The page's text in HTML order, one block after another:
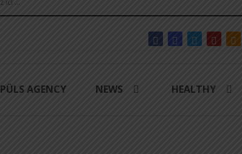
PÜLS AGENCY NEWS HEALTHY